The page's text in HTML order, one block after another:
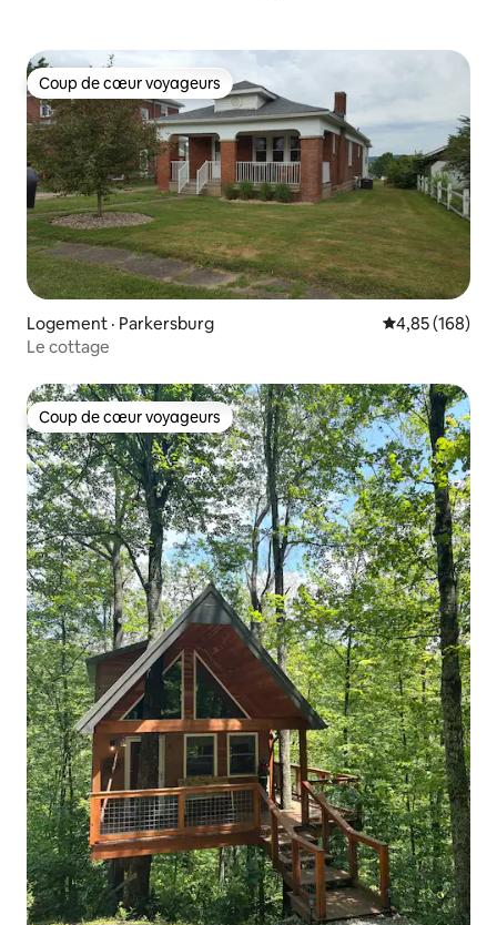
Coup de cœur voyageurs
Coup de cœur voyageurs
Logement · Parkersburg Note
4,85 (168)
Le cottage
Coup de cœur voyageurs
Coup de cœur voyageurs